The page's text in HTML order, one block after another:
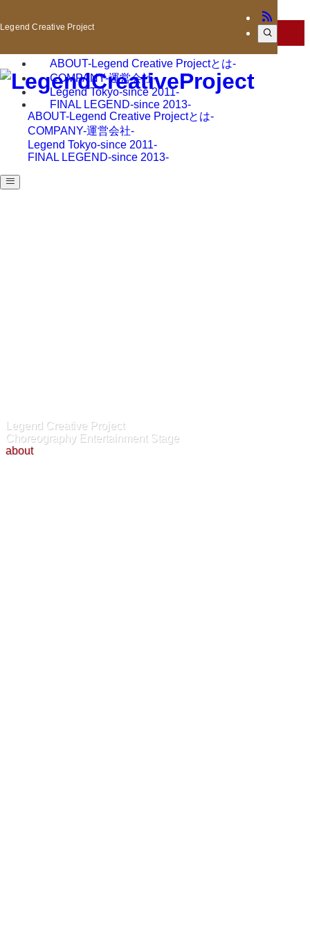
詳細リンク
ABOUT-Legend Creative Projectとは-
COMPANY-運営会社-
Legend Tokyo-since 2011-
FINAL LEGEND-since 2013-
Legend Creative Project
ABOUT-Legend Creative Projectとは-
COMPANY-運営会社-
Legend Tokyo-since 2011-
FINAL LEGEND-since 2013-
Legend Creative Project
Choreography Entertainment Stage
about